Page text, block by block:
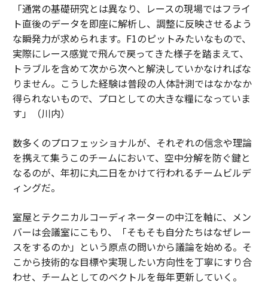
「通常の基礎研究とは異なり、レースの現場ではフライ
ト直後のデータを即座に解析し、調整に反映させるよう
な瞬発力が求められます。F1のピットみたいなもので、
実際にレース感覚で飛んで戻ってきた様子を踏まえて、
トラブルを含めて次から次へと解決していかなければな
りません。こうした経験は普段の人体計測ではなかなか
得られないもので、プロとしての大きな糧になっていま
す」（川内）
数多くのプロフェッショナルが、それぞれの信念や理論
を携えて集うこのチームにおいて、空中分解を防ぐ鍵と
なるのが、年初に丸二日をかけて行われるチームビルデ
ィングだ。
室屋とテクニカルコーディネーターの中江を軸に、メン
バーは会議室にこもり、「そもそも自分たちはなぜレー
スをするのか」という原点の問いから議論を始める。そ
こから技術的な目標や実現したい方向性を丁寧にすり合
わせ、チームとしてのベクトルを毎年更新していく。